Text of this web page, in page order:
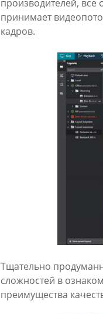
производителей,
принимает
кадров.
Тщательно
сложностей в
преимущества